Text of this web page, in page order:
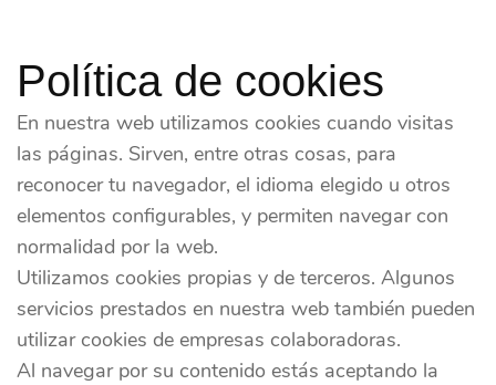
Política de cookies
En nuestra web utilizamos cookies cuando visitas
las páginas. Sirven, entre otras cosas, para
reconocer tu navegador, el idioma elegido u otros
elementos configurables, y permiten navegar con
normalidad por la web.
Utilizamos cookies propias y de terceros. Algunos
servicios prestados en nuestra web también pueden
utilizar cookies de empresas colaboradoras.
Al navegar por su contenido estás aceptando la